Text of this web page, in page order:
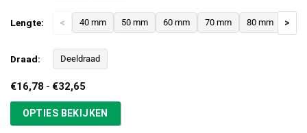
Lengte: < 40 mm 50 mm 60 mm 70 mm 80 mm >
Draad: Deeldraad
€16,78 - €32,65Prijsklasse:
tot
€32,65
OPTIES BEKIJKEN